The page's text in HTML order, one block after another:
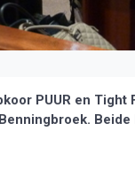
PUUR en